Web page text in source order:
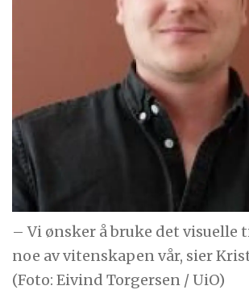
– Vi ønsker å bruke det visuelle
noe av vitenskapen vår, sier
(Foto: Eivind Torgersen / UiO)